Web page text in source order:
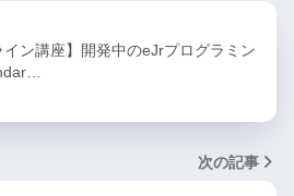
イン講座】開発中のeJrプログラミン
次の記事